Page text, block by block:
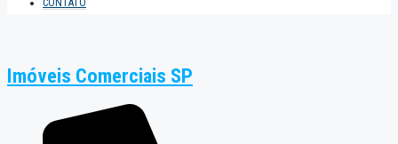
CONTATO
Imóveis Comerciais SP